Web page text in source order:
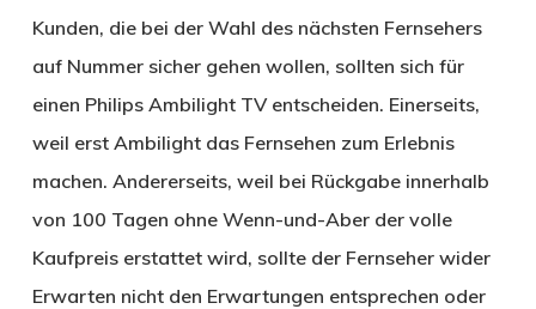
Kunden, die bei der Wahl des nächsten Fernsehers
auf Nummer sicher gehen wollen, sollten sich für
einen Philips Ambilight TV entscheiden. Einerseits,
weil erst Ambilight das Fernsehen zum Erlebnis
machen. Andererseits, weil bei Rückgabe innerhalb
von 100 Tagen ohne Wenn-und-Aber der volle
Kaufpreis erstattet wird, sollte der Fernseher wider
Erwarten nicht den Erwartungen entsprechen oder